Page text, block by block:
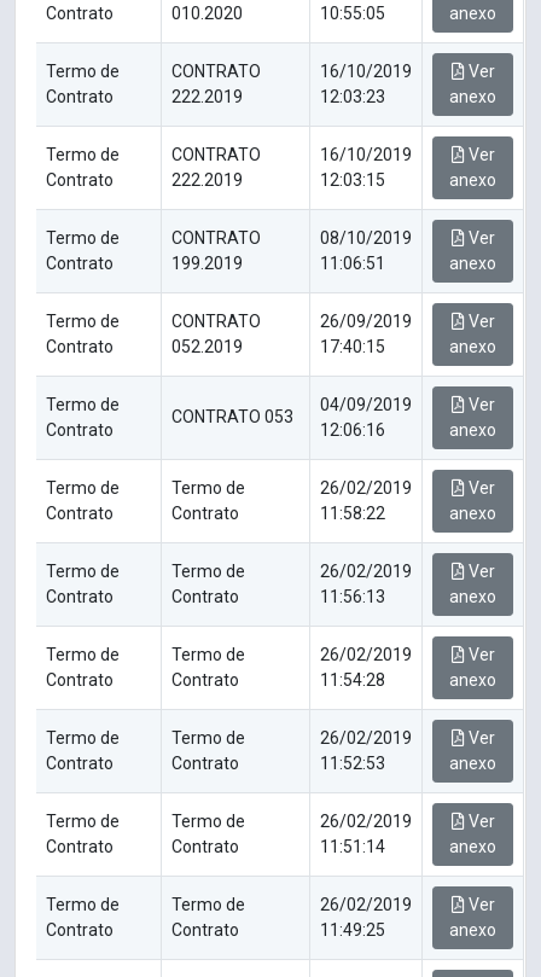
Contrato
010.2020
10:55:05
anexo
Termo de
Contrato
CONTRATO
222.2019
16/10/2019
12:03:23
Ver
anexo
Termo de
Contrato
CONTRATO
222.2019
16/10/2019
12:03:15
Ver
anexo
Termo de
Contrato
CONTRATO
199.2019
08/10/2019
11:06:51
Ver
anexo
Termo de
Contrato
CONTRATO
052.2019
26/09/2019
17:40:15
Ver
anexo
Termo de
Contrato
CONTRATO 053
04/09/2019
12:06:16
Ver
anexo
Termo de
Contrato
Termo de
Contrato
26/02/2019
11:58:22
Ver
anexo
Termo de
Contrato
Termo de
Contrato
26/02/2019
11:56:13
Ver
anexo
Termo de
Contrato
Termo de
Contrato
26/02/2019
11:54:28
Ver
anexo
Termo de
Contrato
Termo de
Contrato
26/02/2019
11:52:53
Ver
anexo
Termo de
Contrato
Termo de
Contrato
26/02/2019
11:51:14
Ver
anexo
Termo de
Contrato
Termo de
Contrato
26/02/2019
11:49:25
Ver
anexo